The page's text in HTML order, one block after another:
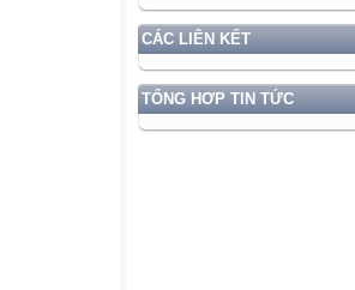
CÁC LIÊN KẾT
TỔNG HƠP TIN TỨC